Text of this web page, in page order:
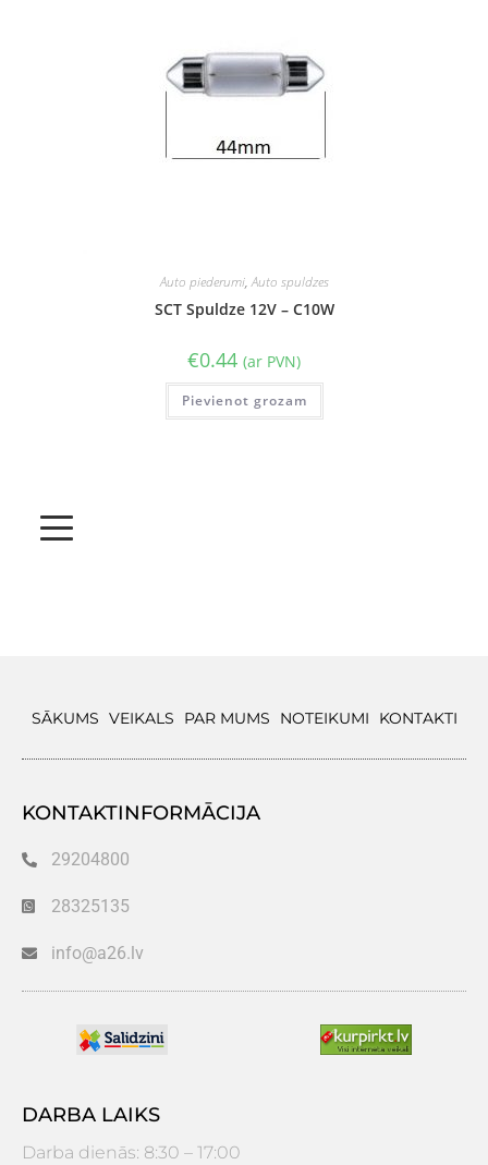
Auto piederumi,Auto spuldzes
SCT Spuldze 12V – C10W
€0.44 (ar PVN)
Pievienot grozam
SĀKUMS VEIKALS PAR MUMS NOTEIKUMI KONTAKTI
KONTAKTINFORMĀCIJA
29204800
28325135
info@a26.lv
DARBA LAIKS
Darba dienās: 8:30 – 17:00